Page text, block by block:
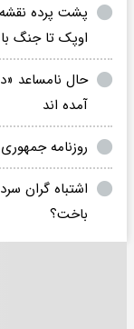
پشت پرده
اوپک تا جنگ
حال نامساعد
آمده اند
روزنامه
اشتباه گران
باخت؟